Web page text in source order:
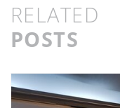
RELATED
POSTS